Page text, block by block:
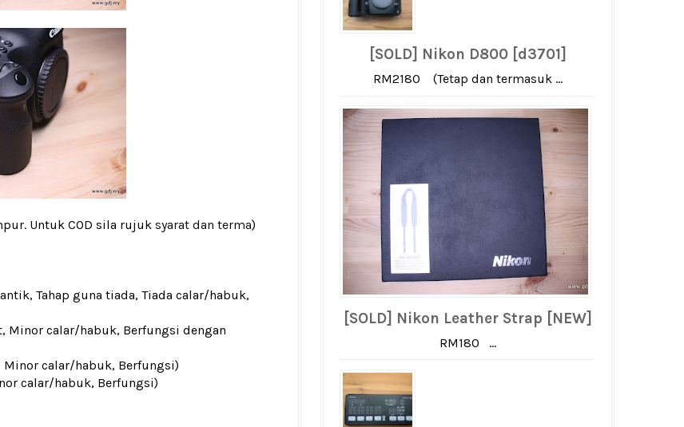
Untuk COD sila rujuk syarat dan terma)
Tahap guna tiada, Tiada calar/habuk,
Minor calar/habuk, Berfungsi dengan
Minor calar/habuk, Berfungsi)
calar/habuk, Berfungsi)
[SOLD] Nikon D800 [d3701]
RM2180 (Tetap dan termasuk ...
[SOLD] Nikon Leather Strap [NEW]
RM180 ...